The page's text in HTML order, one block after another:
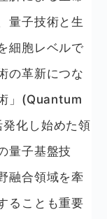
量子技術と生
細胞レベルで
の革新につな
」(Quantum
化し始めた領
量子基盤技
融合領域を牽
ることも重要